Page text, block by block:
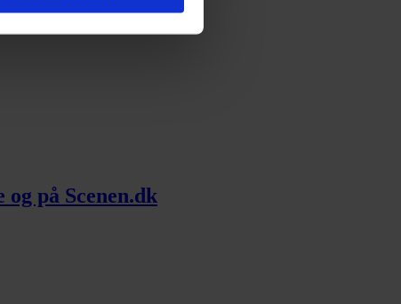
på Scenen.dk